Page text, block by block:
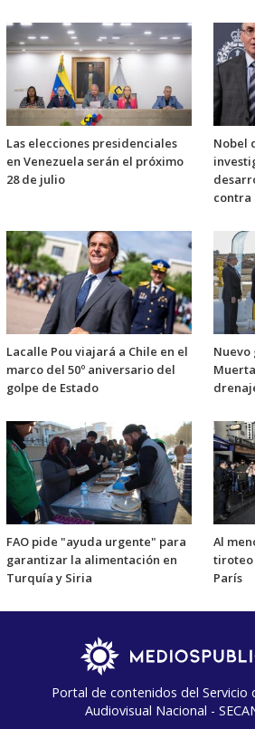
Las elecciones presidenciales
en Venezuela serán el próximo
28 de julio
Nobel
contra
Lacalle Pou viajará a Chile en el
marco del 50º aniversario del
golpe de Estado
Nuevo
FAO pide "ayuda urgente" para
garantizar la alimentación en
Turquía y Siria
Al
tiroteo
París
Portal de contenidos del Servicio
Audiovisual Nacional -